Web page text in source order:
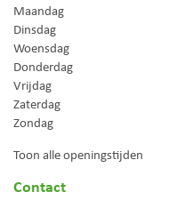
Maandag
Dinsdag
Woensdag
Donderdag
Vrijdag
Zaterdag
Zondag
Toon alle openingstijden
Contact